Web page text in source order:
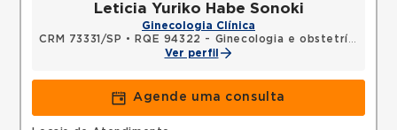
Leticia Yuriko Habe Sonoki
Ginecologia Clínica
CRM 73331/SP •
RQE 94322 - Ginecologia e obstetrícia
Ver perfil
Agende uma consulta